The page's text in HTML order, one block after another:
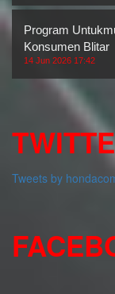
Program
Konsumen Blitar
14 Jun 2026 17:42
Tweets by